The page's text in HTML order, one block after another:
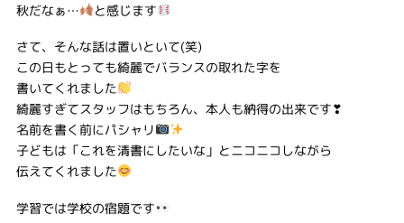
秋だなぁ… と感じます
さて、そんな話は置いといて(笑)
この日もとっても綺麗でバランスの取れた字を
書いてくれました
綺麗すぎてスタッフはもちろん、本人も納得の出来です❣
名前を書く前にパシャリ
子どもは「これを清書にしたいな」とニコニコしながら
伝えてくれました
学習では学校の宿題です